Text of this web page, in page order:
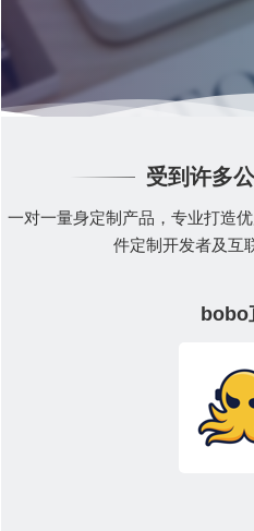
受到许多
一对一量身定制产品，专业打造
件定制开发者及互
bobo